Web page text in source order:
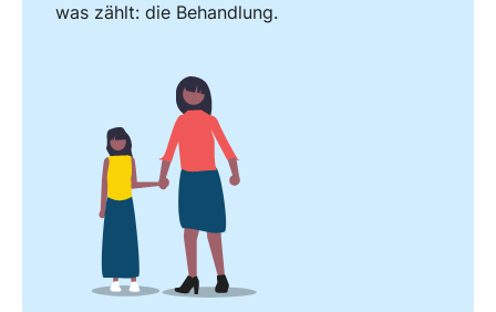
was zählt: die Behandlung.